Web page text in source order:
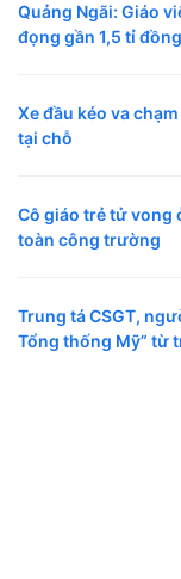
Quảng Ngãi: Giáo
đọng gần 1,5 tỉ đồng
Xe đầu kéo va
tại chỗ
Cô giáo trẻ tử vong
toàn công trường
Trung tá CSGT,
Tổng thống Mỹ” từ